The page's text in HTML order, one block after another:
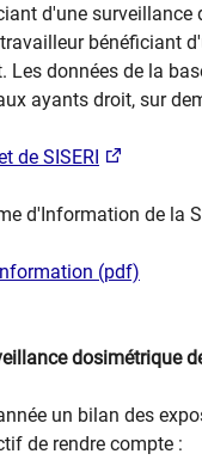
d'une surveillance
bénéficiant
Les données de la
ayants droit, sur
de SISERI
d'Information de la
(pdf)
dosimétrique
année un bilan des
de rendre compte :